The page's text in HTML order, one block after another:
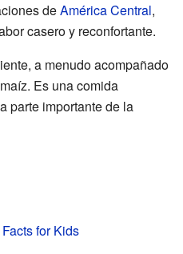
deAmérica Central,
casero y reconfortante.
a menudo acompañado
Es una comida
parte importante de la
for Kids